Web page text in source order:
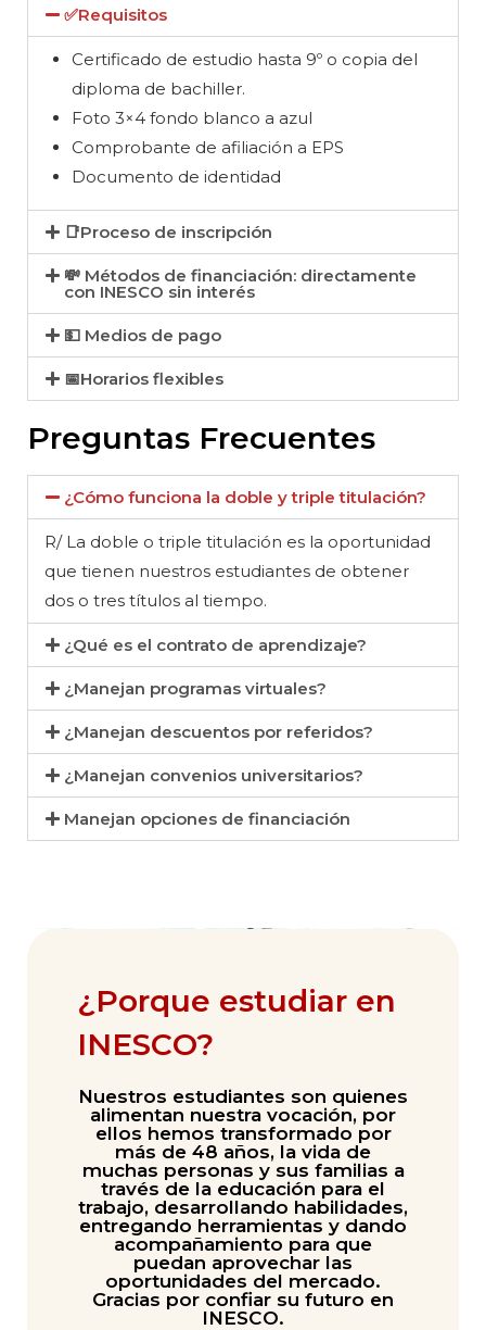
✅Requisitos
Certificado de estudio hasta 9º o copia del
diploma de bachiller.
Foto 3×4 fondo blanco a azul
Comprobante de afiliación a EPS
Documento de identidad
📑Proceso de inscripción
💸 Métodos de financiación: directamente
con INESCO sin interés
💵 Medios de pago
📅Horarios flexibles
Preguntas Frecuentes
¿Cómo funciona la doble y triple titulación?
R/ La doble o triple titulación es la oportunidad
que tienen nuestros estudiantes de obtener
dos o tres títulos al tiempo.
¿Qué es el contrato de aprendizaje?
¿Manejan programas virtuales?
¿Manejan descuentos por referidos?
¿Manejan convenios universitarios?
Manejan opciones de financiación
¿Porque estudiar en
INESCO?
Nuestros estudiantes son quienes
alimentan nuestra vocación, por
ellos hemos transformado por
más de 48 años, la vida de
muchas personas y sus familias a
través de la educación para el
trabajo, desarrollando habilidades,
entregando herramientas y dando
acompañamiento para que
puedan aprovechar las
oportunidades del mercado.
Gracias por confiar su futuro en
INESCO.